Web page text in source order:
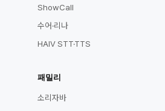
ShowCall
수어·리나
HAIV STT·TTS
패밀리
소리자바